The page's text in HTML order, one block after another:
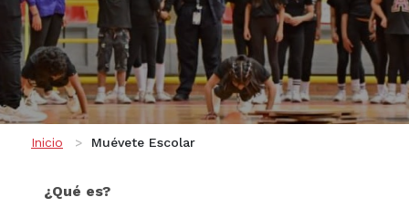
Ruta de navegación
Inicio Muévete Escolar
¿Qué es?